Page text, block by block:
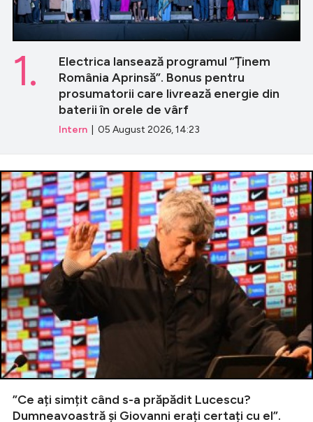
Electrica lansează programul ”Ținem
România Aprinsă”. Bonus pentru
prosumatorii care livrează energie din
baterii în orele de vârf
Intern | 05 August 2026, 14:23
1.
”Ce ați simțit când s-a prăpădit Lucescu?
Dumneavoastră și Giovanni erați certați cu el”.